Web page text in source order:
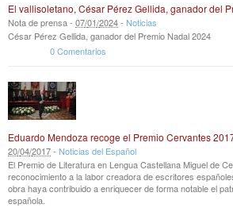
El vallisoletano, César Pérez Gellida, ganador del
Nota de prensa - 07/01/2024- Noticias
César Pérez Gellida, ganador del Premio Nadal 2024
0 Comentarios
Eduardo Mendoza recoge el Premio Cervantes
20/04/2017- Noticias del Español
El Premio de Literatura en Lengua Castellana Miguel de
reconocimiento a la labor creadora de escritores
obra haya contribuido a enriquecer de forma notable el
española.